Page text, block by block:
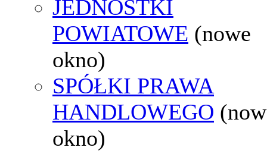
JEDNOSTKI
POWIATOWE (nowe
okno)
SPÓŁKI PRAWA
HANDLOWEGO
okno)